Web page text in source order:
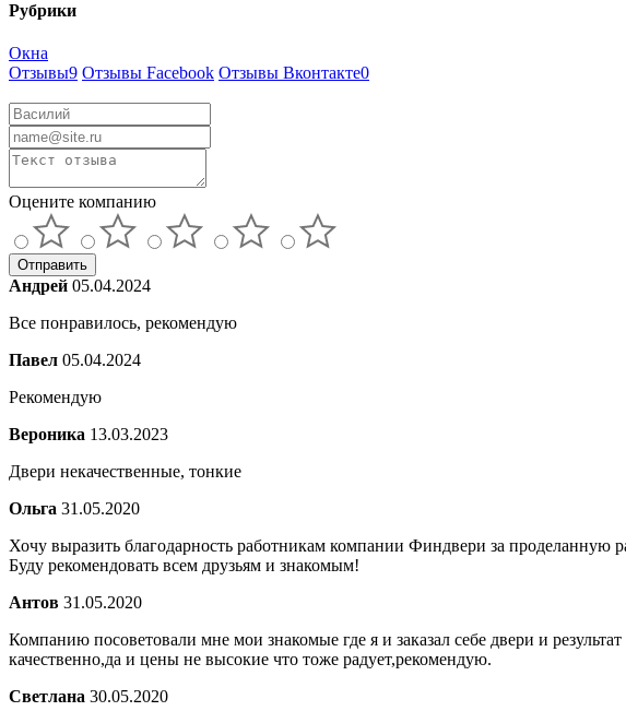
Рубрики
Окна
Отзывы9 Отзывы Facebook Отзывы Вконтакте0
Оцените компанию
Отправить
Андрей 05.04.2024
Все понравилось, рекомендую
Павел 05.04.2024
Рекомендую
Вероника 13.03.2023
Двери некачественные, тонкие
Ольга 31.05.2020
Хочу выразить благодарность работникам компании Финдвери за проделанную
Буду рекомендовать всем друзьям и знакомым!
Антов 31.05.2020
Компанию посоветовали мне мои знакомые где я и заказал себе двери и
качественно,да и цены не высокие что тоже радует,рекомендую.
Светлана 30.05.2020